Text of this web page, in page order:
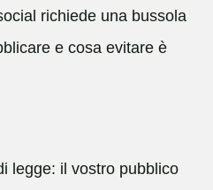
richiede una bussola
e cosa evitare è
legge: il vostro pubblico